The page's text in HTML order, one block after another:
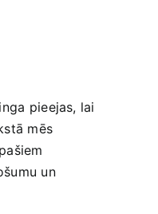
pieejas, lai
mēs
un